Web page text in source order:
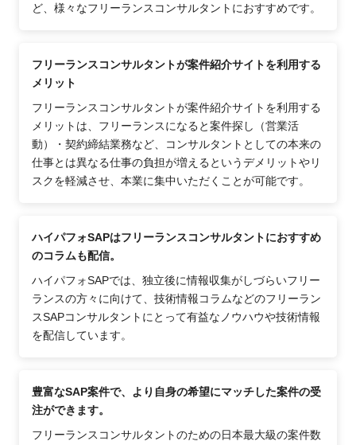
ど、様々なフリーランスコンサルタントにおすすめです。
フリーランスコンサルタントが案件紹介サイトを利用する
メリット
フリーランスコンサルタントが案件紹介サイトを利用する
メリットは、フリーランスになると案件探し（営業活
動）・契約締結業務など、コンサルタントとしての本来の
仕事とは異なる仕事の負担が増えるというデメリットやリ
スクを軽減させ、本業に集中いただくことが可能です。
ハイパフォSAPはフリーランスコンサルタントにおすすめ
のコラムも配信。
ハイパフォSAPでは、独立後に情報収集がしづらいフリー
ランスの方々に向けて、技術情報コラムなどのフリーラン
スSAPコンサルタントにとって有益なノウハウや技術情報
を配信しています。
豊富なSAP案件で、より自身の希望にマッチした案件の受
注ができます。
フリーランスコンサルタントのための日本最大級の案件数